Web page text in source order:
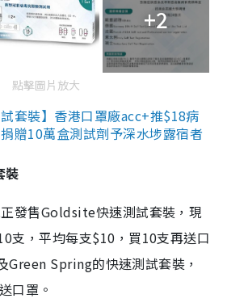
+2
點擊圖片放大
套裝】香港口罩廠acc+推$18病
贈10萬盒測試劑予深水埗露宿者
裝
發售Goldsite快速測試套裝，現
支，平均每支$10，買10支再送口
Green Spring的快速測試套裝，
口罩。